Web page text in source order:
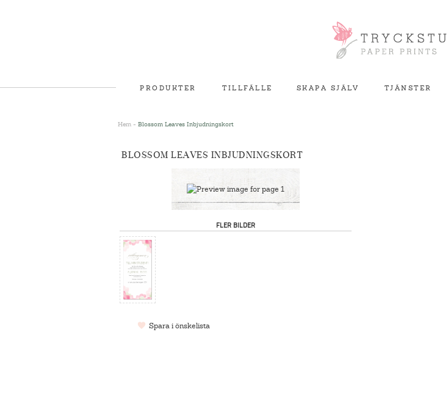
<
PRODUKTER TILLFÄLLE SKAPA SJÄLV TJÄNSTER
Hem - Blossom Leaves Inbjudningskort
BLOSSOM LEAVES INBJUDNINGSKORT
FLER BILDER
Spara i önskelista